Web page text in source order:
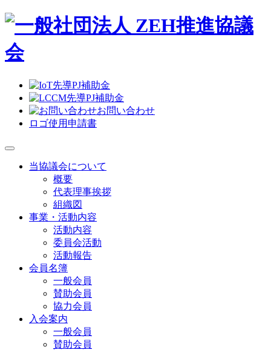
お問い合わせ
ロゴ使用申請書
当協議会について
概要
代表理事挨拶
組織図
事業・活動内容
活動内容
委員会活動
活動報告
会員名簿
一般会員
賛助会員
協力会員
入会案内
一般会員
賛助会員